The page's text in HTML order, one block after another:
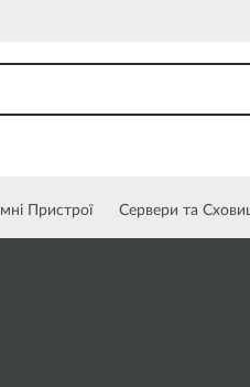
Пристрої Сервери та